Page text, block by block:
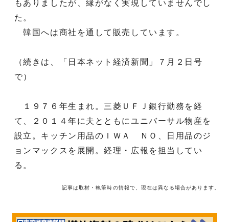
もありましたが、縁がなく実現していませんでし
た。
韓国へは商社を通して販売しています。
（続きは、「日本ネット経済新聞」７月２日号
で）
１９７６年生まれ。三菱ＵＦＪ銀行勤務を経
て、２０１４年に夫とともにユニバーサル物産を
設立。キッチン用品のＩＷＡ ＮＯ、日用品のジ
ョンマックスを展開。経理・広報を担当してい
る。
記事は取材・執筆時の情報で、現在は異なる場合があります。